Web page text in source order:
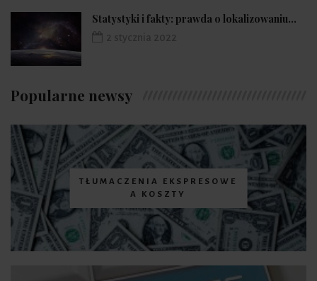
Statystyki i fakty: prawda o lokalizowaniu...
Popularne newsy
TŁUMACZENIA EKSPRESOWE
A KOSZTY